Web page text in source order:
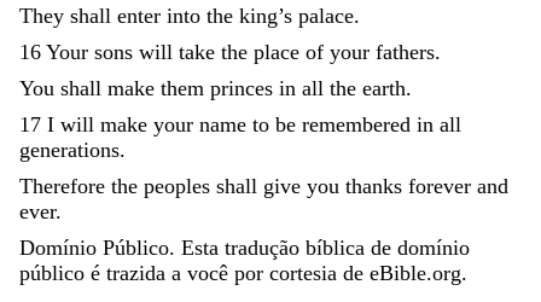
They shall enter into the king’s palace.
16 Your sons will take the place of your fathers.
You shall make them princes in all the earth.
17 I will make your name to be remembered in all
generations.
Therefore the peoples shall give you thanks forever and
ever.
Domínio Público. Esta tradução bíblica de domínio
público é trazida a você por cortesia de eBible.org.